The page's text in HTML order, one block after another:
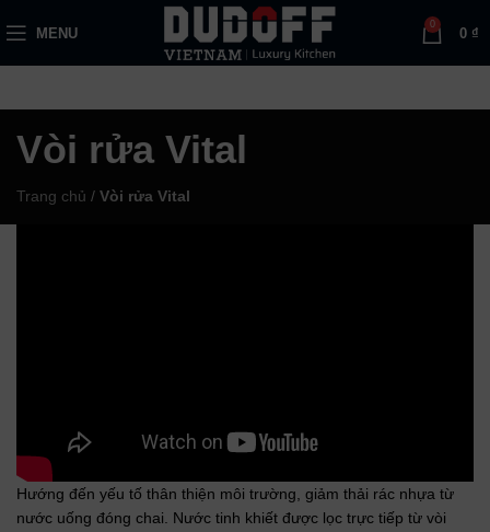
MENU
0
0 ₫
Vòi rửa Vital
Trang chủ / Vòi rửa Vital
Hướng đến yếu tố thân thiện môi trường, giảm thải rác nhựa từ
nước uống đóng chai. Nước tinh khiết được lọc trực tiếp từ vòi